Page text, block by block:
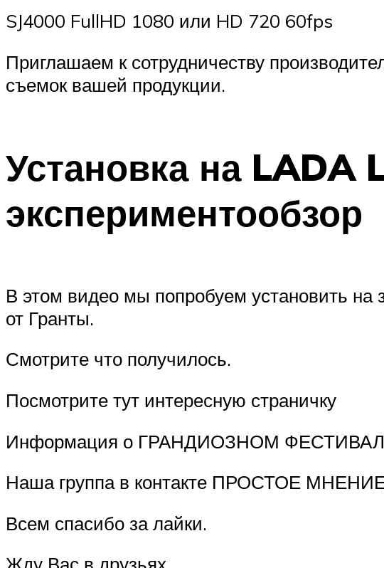
SJ4000 FullHD 1080 или HD 720 60fps
Приглашаем к сотрудничеству
съемок вашей продукции.
Установка на LADA
экспериментообзор
В этом видео мы попробуем установить на
от Гранты.
Смотрите что получилось.
Посмотрите тут интересную страничку
Информация о ГРАНДИОЗНОМ
Наша группа в контакте ПРОСТОЕ
Всем спасибо за лайки.